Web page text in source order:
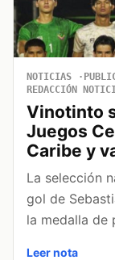
NOTICIAS
REDACCIÓN
Vinotinto
Juegos
Caribe y
La selección
gol de
la medalla de
Leer nota